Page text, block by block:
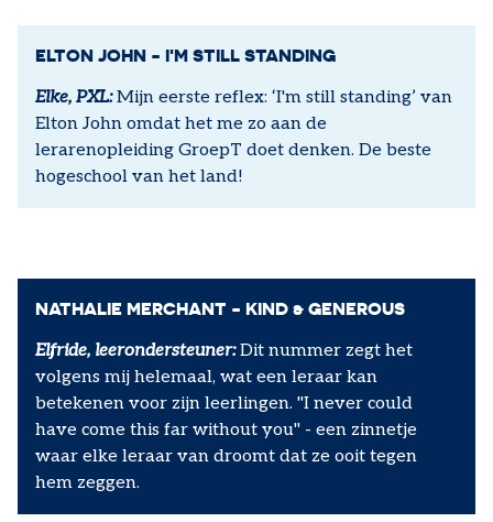
ELTON JOHN - I'M STILL STANDING
Elke, PXL:Mijn eerste reflex: ‘I'm still standing’ van
Elton John omdat het me zo aan de
lerarenopleiding GroepT doet denken. De beste
hogeschool van het land!
NATHALIE MERCHANT - KIND & GENEROUS
Elfride, leerondersteuner:Dit nummer zegt het
volgens mij helemaal, wat een leraar kan
betekenen voor zijn leerlingen. "I never could
have come this far without you" - een zinnetje
waar elke leraar van droomt dat ze ooit tegen
hem zeggen.